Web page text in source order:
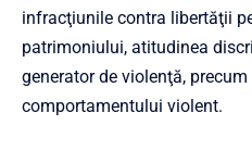
infracţiunile contra libertăţii
patrimoniului, atitudinea
generator de violenţă,
comportamentului violent.